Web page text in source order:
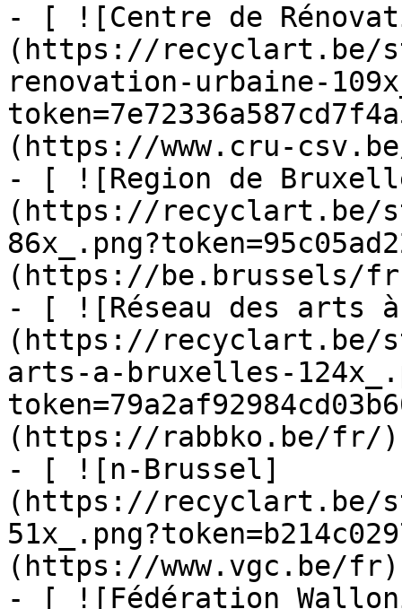
- [ ![Centre de
(https://recyclart.be/
renovation-urbaine-
(https://www.cru-
- [ ![Region de
(https://recyclart.be/
(https://be.brussels/
- [ ![Réseau des arts
(https://recyclart.be/
arts-a-bruxelles-
(https://rabbko.be/fr/)
- [ ![n-Brussel]
(https://recyclart.be/
(https://www.vgc.be/fr)
- [ ![Fédération